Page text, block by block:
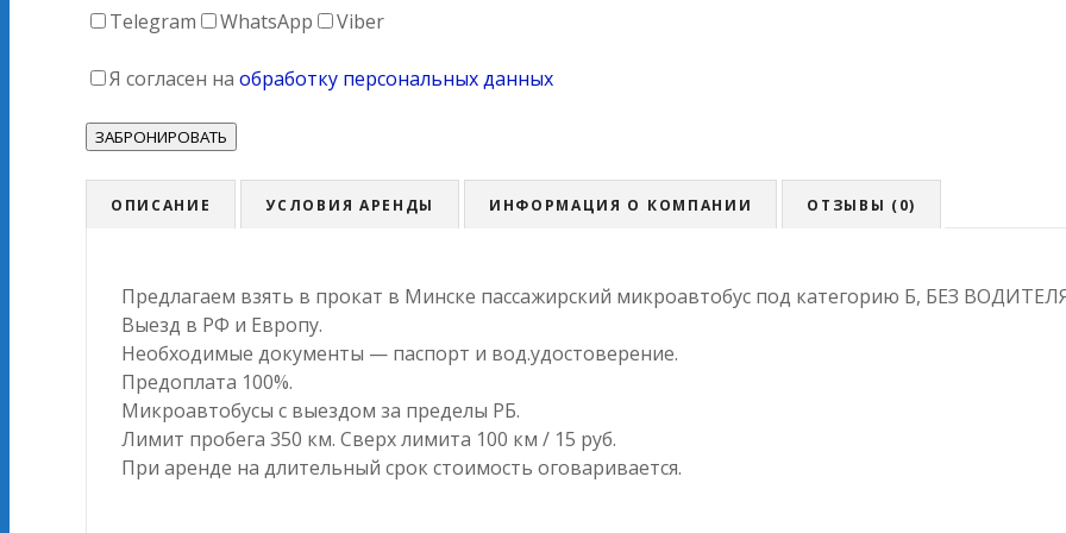
Telegram WhatsApp Viber
Я согласен на обработку персональных данных
ОПИСАНИЕ УСЛОВИЯ АРЕНДЫ ИНФОРМАЦИЯ О КОМПАНИИ ОТЗЫВЫ (0)
Предлагаем взять в прокат в Минске пассажирский микроавтобус под категорию Б, БЕЗ
Выезд в РФ и Европу.
Необходимые документы — паспорт и вод.удостоверение.
Предоплата 100%.
Микроавтобусы с выездом за пределы РБ.
Лимит пробега 350 км. Сверх лимита 100 км / 15 руб.
При аренде на длительный срок стоимость оговаривается.